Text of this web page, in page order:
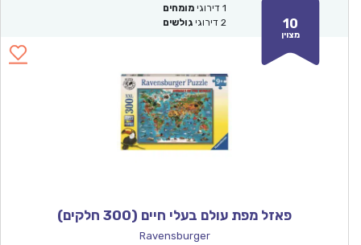
10
מצוין
1 דירוגי מומחים
2 דירוגי גולשים
פאזל מפת עולם בעלי חיים (300 חלקים)
Ravensburger